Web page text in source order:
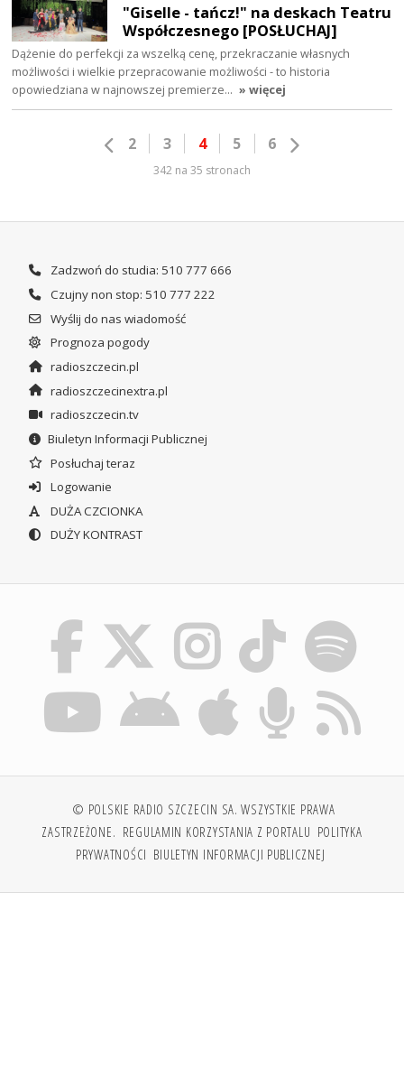
"Giselle - tańcz!" na deskach Teatru
Współczesnego [POSŁUCHAJ]
Dążenie do perfekcji za wszelką cenę, przekraczanie własnych
możliwości i wielkie przepracowanie możliwości - to historia
opowiedziana w najnowszej premierze… » więcej
2 3 4 5 6
342 na 35 stronach
Zadzwoń do studia: 510 777 666
Czujny non stop: 510 777 222
Wyślij do nas wiadomość
Prognoza pogody
radioszczecin.pl
radioszczecinextra.pl
radioszczecin.tv
Biuletyn Informacji Publicznej
Posłuchaj teraz
Logowanie
DUŻA CZCIONKA
DUŻY KONTRAST
© POLSKIE RADIO SZCZECIN SA. WSZYSTKIE PRAWA
ZASTRZEŻONE. REGULAMIN KORZYSTANIA Z PORTALU POLITYKA
PRYWATNOŚCI BIULETYN INFORMACJI PUBLICZNEJ